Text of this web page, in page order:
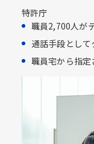
特許庁
職員2,700人が
通話手段とし
職員宅から指